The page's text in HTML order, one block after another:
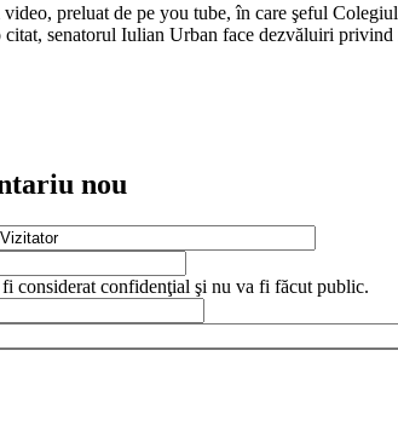
preluat de pe you tube, în care şeful
senatorul Iulian Urban face dezvăluiri
nou
considerat confidenţial şi nu va fi făcut public.